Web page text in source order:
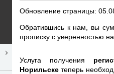
Обновление страницы:
Обратившись к нам, вы
прописку с уверенностью
Услуга получения
Норильскетеперь